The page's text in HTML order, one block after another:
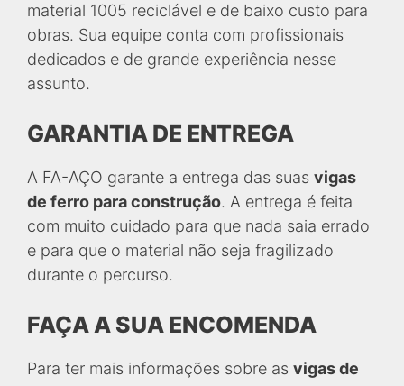
material 1005 reciclável e de baixo custo para
obras. Sua equipe conta com profissionais
dedicados e de grande experiência nesse
assunto.
GARANTIA DE ENTREGA
A FA-AÇO garante a entrega das suas vigas
de ferro para construção. A entrega é feita
com muito cuidado para que nada saia errado
e para que o material não seja fragilizado
durante o percurso.
FAÇA A SUA ENCOMENDA
Para ter mais informações sobre as vigas de